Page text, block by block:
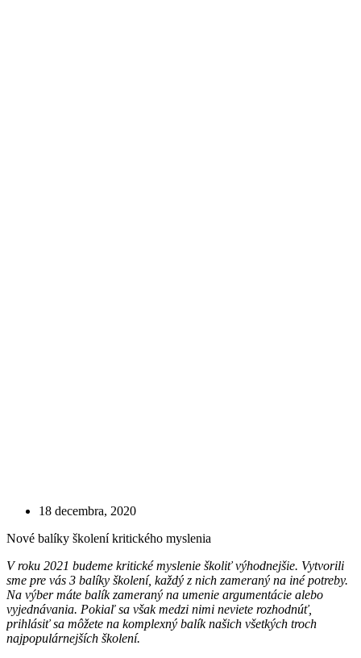
18 decembra, 2020
Nové balíky školení kritického myslenia
V roku 2021 budeme kritické myslenie školiť výhodnejšie. Vytvorili
sme pre vás 3 balíky školení, každý z nich zameraný na iné potreby.
Na výber máte balík zameraný na umenie argumentácie alebo
vyjednávania. Pokiaľ sa však medzi nimi neviete rozhodnúť,
prihlásiť sa môžete na komplexný balík našich všetkých troch
najpopulárnejších školení.